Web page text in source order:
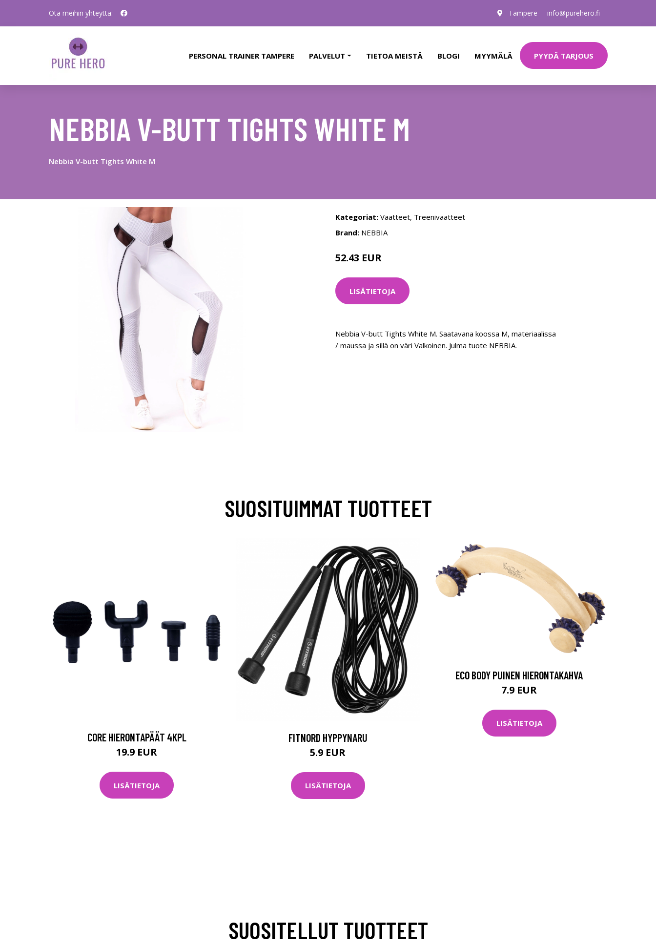
Ota meihin yhteyttä: Tampere info@purehero.fi
PERSONAL TRAINER TAMPERE PALVELUT TIETOA MEISTÄ BLOGI MYYMÄLÄ PYYDÄ TARJOUS
NEBBIA V-BUTT TIGHTS WHITE M
Nebbia V-butt Tights White M
Kategoriat: Vaatteet, Treenivaatteet
Brand: NEBBIA
52.43 EUR
LISÄTIETOJA
Nebbia V-butt Tights White M. Saatavana koossa M, materiaalissa
/ maussa ja sillä on väri Valkoinen. Julma tuote NEBBIA.
SUOSITUIMMAT TUOTTEET
CORE HIERONTAPÄÄT 4KPL
19.9 EUR
LISÄTIETOJA
FITNORD HYPPYNARU
5.9 EUR
LISÄTIETOJA
ECO BODY PUINEN HIERONTAKAHVA
7.9 EUR
LISÄTIETOJA
SUOSITELLUT TUOTTEET